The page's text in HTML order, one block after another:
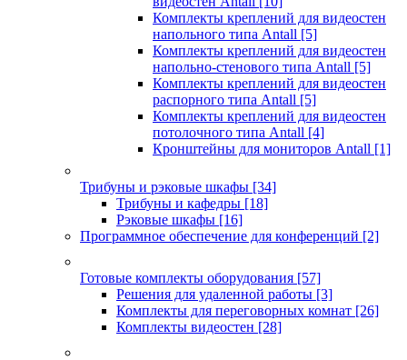
Комплекты креплений для видеостен
напольного типа Antall [5]
Комплекты креплений для видеостен
напольно-стенового типа Antall [5]
Комплекты креплений для видеостен
распорного типа Antall [5]
Комплекты креплений для видеостен
потолочного типа Antall [4]
Кронштейны для мониторов Antall [1]
Трибуны и рэковые шкафы [34]
Трибуны и кафедры [18]
Рэковые шкафы [16]
Программное обеспечение для конференций [2]
Готовые комплекты оборудования [57]
Решения для удаленной работы [3]
Комплекты для переговорных комнат [26]
Комплекты видеостен [28]